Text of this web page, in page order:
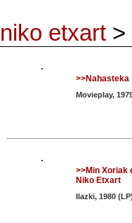
niko etxart >
>>Nahasteka
Movieplay,
>>Min Xoriak
Niko Etxart
Ilazki, 1980 (LP)